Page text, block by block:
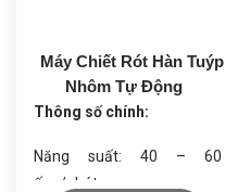
Máy Chiết Rót Hàn Tuýp
Nhôm Tự Động
Thông số chính:
Năng suất: 40 – 60
ống/phút